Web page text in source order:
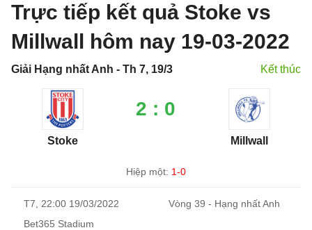
Trực tiếp kết quả Stoke vs
Millwall hôm nay 19-03-2022
Giải Hạng nhất Anh - Th 7, 19/3 Kết thúc
Stoke
2 : 0
Millwall
Hiệp một: 1-0
T7, 22:00 19/03/2022
Vòng 39 - Hạng nhất Anh
Bet365 Stadium